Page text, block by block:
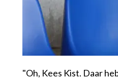
"Oh, Kees Kist. Daar